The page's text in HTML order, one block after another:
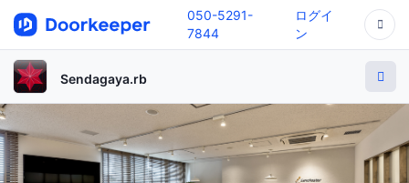
050-5291-
7844
ログイ
ン
Sendagaya.rb